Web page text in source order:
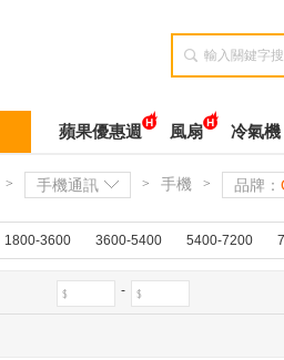

蘋果優惠週 風扇 冷氣機
> 手機通訊 > 手機 > 品牌：
1800-3600 3600-5400 5400-7200
-